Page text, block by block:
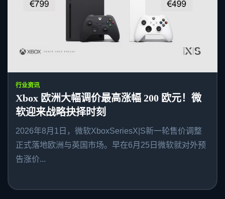
行业资讯
Xbox 欧洲大幅调价最高涨幅 200 欧元！微
软迎来战略抉择时刻
2026年8月1日，微软XboxSeriesX|S新一轮售价调整
正式落地欧洲与英国市场。早在6月25日微软就对外预
告涨价...